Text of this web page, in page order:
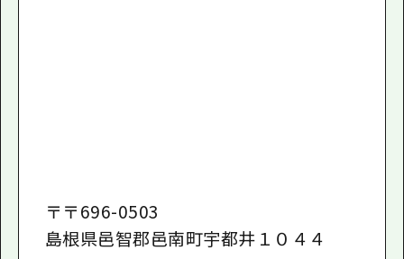
〒 〒696-0503
島根県邑智郡邑南町宇都井１０４４